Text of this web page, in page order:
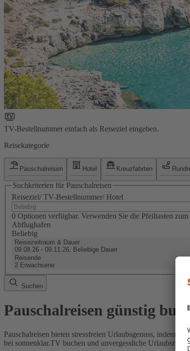
TV-Bestellnummer einfach als Reiseziel eingeben.
Reisekategorie
Pauschalreisen Hotel Kreuzfahrten
Suchkriterien für Pauschalreisen
Reiseziel/ TV-Bestellnummer/ Hotel
0 Optionen verfügbar. Verwenden Sie die Pfeiltasten
Abflughafen
Beliebig
Reisezeitraum & Dauer
09.08.26 - 09.11.26, Beliebige Dauer
Reisende
2 Erwachsene
Suchen
Pauschalreisen günstig
Pauschalreisen bieten stressfreien Urlaubsgenuss, indem
bei sonnenklar.TV buchen und unvergessliche